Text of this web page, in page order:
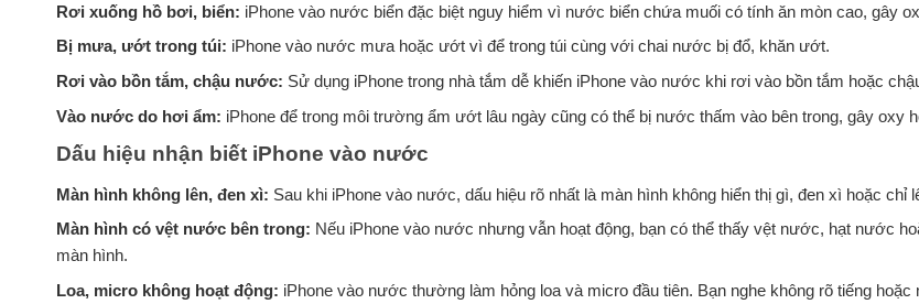
Rơi xuống hồ bơi, biển: iPhone vào nước biển đặc biệt nguy hiểm vì nước biển chứa muối có tính ăn mòn cao, gây
Bị mưa, ướt trong túi: iPhone vào nước mưa hoặc ướt vì để trong túi cùng với chai nước bị đổ, khăn ướt.
Rơi vào bồn tắm, chậu nước: Sử dụng iPhone trong nhà tắm dễ khiến iPhone vào nước khi rơi vào bồn tắm hoặc
Vào nước do hơi ẩm: iPhone để trong môi trường ẩm ướt lâu ngày cũng có thể bị nước thấm vào bên trong, gây oxy
Dấu hiệu nhận biết iPhone vào nước
Màn hình không lên, đen xì: Sau khi iPhone vào nước, dấu hiệu rõ nhất là màn hình không hiển thị gì, đen xì hoặc chỉ
Màn hình có vệt nước bên trong: Nếu iPhone vào nước nhưng vẫn hoạt động, bạn có thể thấy vệt nước, hạt nước
màn hình.
Loa, micro không hoạt động: iPhone vào nước thường làm hỏng loa và micro đầu tiên. Bạn nghe không rõ tiếng hoặc